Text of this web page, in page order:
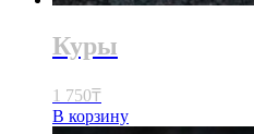
Куры
1 750₸
В корзину